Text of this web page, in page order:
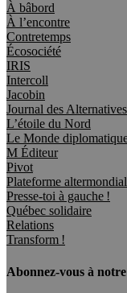
À bâbord
À l’encontre
Contretemps
Écosociété
IRIS
Intercoll
Jacobin
Journal des Alternatives
L’étoile du Nord
Le Monde
M Éditeur
Pivot
Plateforme
Presse-toi à gauche !
Québec solidaire
Relations
Transform !
Abonnez-vous à